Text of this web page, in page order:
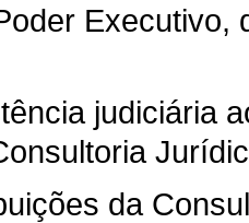
judiciária
da